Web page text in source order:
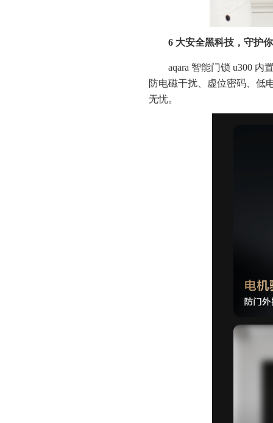
6 大安全黑科技，守护
aqara 智能门锁 u300
防电磁干扰、虚位密码、低
无忧。